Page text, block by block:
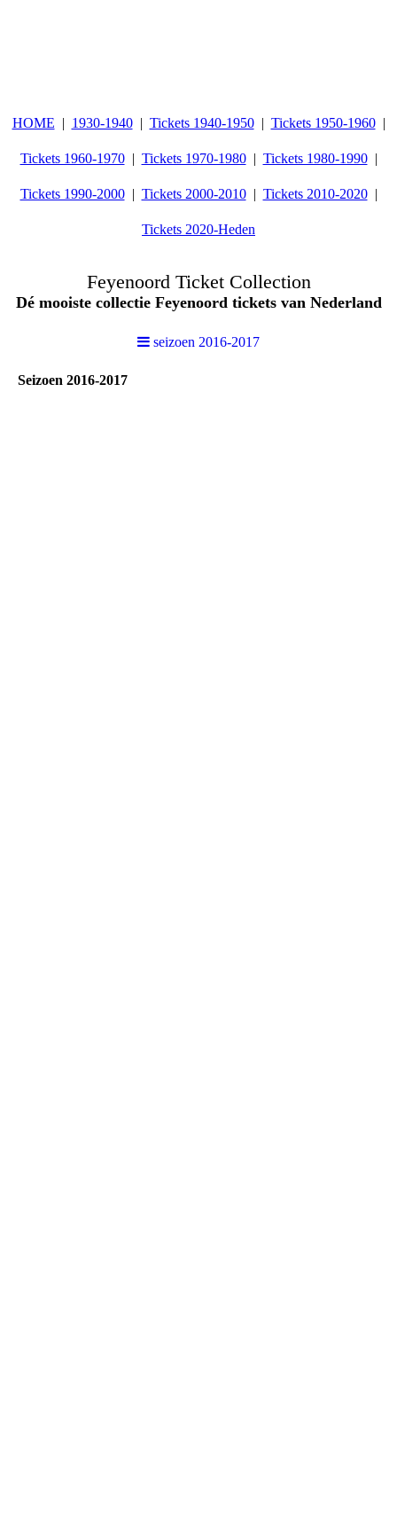
HOME 1930-1940 Tickets 1940-1950 Tickets 1950-1960
Tickets 1960-1970 Tickets 1970-1980 Tickets 1980-1990
Tickets 1990-2000 Tickets 2000-2010 Tickets 2010-2020
Tickets 2020-Heden
Feyenoord Ticket Collection
Dé mooiste collectie Feyenoord tickets van Nederland
seizoen 2016-2017
Seizoen 2016-2017